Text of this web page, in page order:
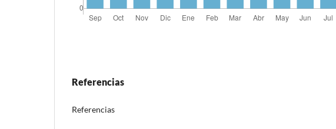
Referencias
Referencias